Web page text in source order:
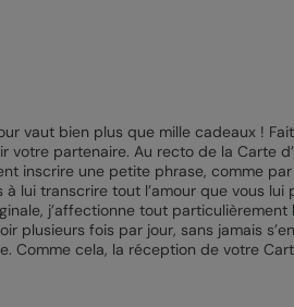
vaut bien plus que mille cadeaux !
partenaire. Au recto de la Carte
inscrire une petite phrase, comme
à lui transcrire tout l’amour que vous
j’affectionne tout
plusieurs fois par jour, sans jamais
Comme cela, la réception de votre